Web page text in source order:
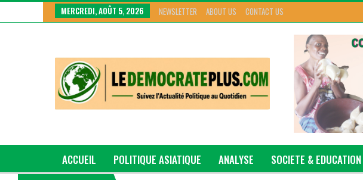
MERCREDI, AOÛT 5, 2026 NEWSLETTER ABOUT US CONTACT US
ACCUEIL POLITIQUE ASIATIQUE ANALYSE SOCIETE & EDUCATION